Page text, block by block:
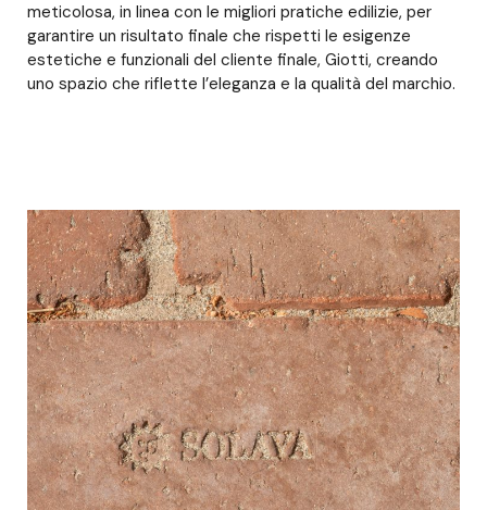
meticolosa, in linea con le migliori pratiche edilizie, per
garantire un risultato finale che rispetti le esigenze
estetiche e funzionali del cliente finale, Giotti, creando
uno spazio che riflette l’eleganza e la qualità del marchio.